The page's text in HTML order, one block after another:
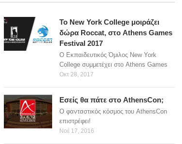
Το New York College μοιράζει
δώρα Roccat, στο Athens Games
Festival 2017
O Εκπαιδευτικός Όμιλος New York
College συμμετέχει στο Athens Games
Οκτ 28, 2017
Εσείς θα πάτε στο AthensCon;
O φανταστικός κόσμος του AthensCon
επιστρέφει!
Νοέ 17, 2016